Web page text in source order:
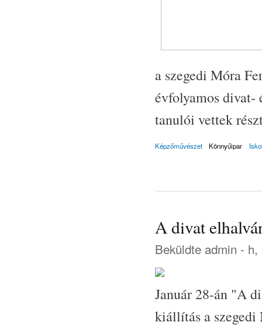
a szegedi Móra
évfolyamos divat-
tanulói vettek
Képzőművészet Könnyűipar
A divat
Beküldte admin - h,
Január 28-án "A
kiállítás a szegedi